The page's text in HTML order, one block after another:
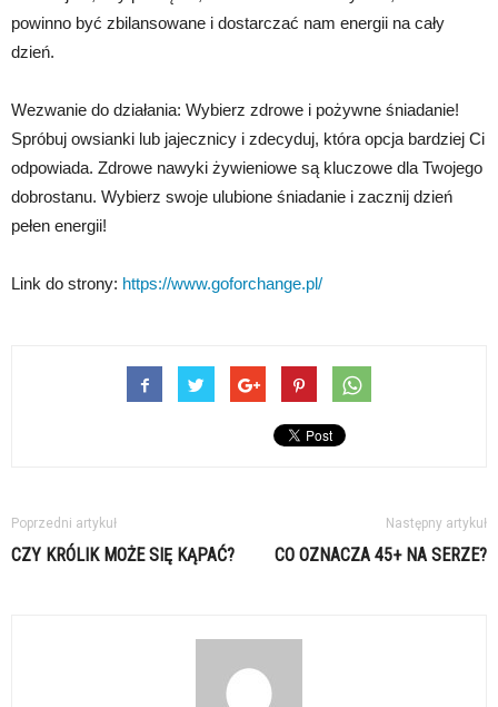
powinno być zbilansowane i dostarczać nam energii na cały
dzień.
Wezwanie do działania: Wybierz zdrowe i pożywne śniadanie!
Spróbuj owsianki lub jajecznicy i zdecyduj, która opcja bardziej Ci
odpowiada. Zdrowe nawyki żywieniowe są kluczowe dla Twojego
dobrostanu. Wybierz swoje ulubione śniadanie i zacznij dzień
pełen energii!
Link do strony: https://www.goforchange.pl/
Poprzedni artykuł
CZY KRÓLIK MOŻE SIĘ KĄPAĆ?
Następny artykuł
CO OZNACZA 45+ NA SERZE?